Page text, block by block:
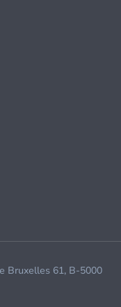
Bruxelles 61, B-5000